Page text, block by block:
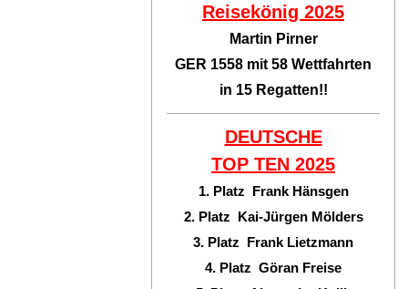
Reisekönig 2025
Martin Pirner
GER 1558 mit 58 Wettfahrten
in 15 Regatten!!
DEUTSCHE
TOP TEN 2025
1. Platz Frank Hänsgen
2. Platz Kai-Jürgen Mölders
3. Platz Frank Lietzmann
4. Platz Göran Freise